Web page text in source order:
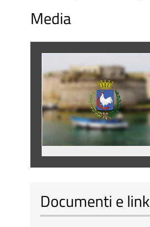
Media
Documenti e link